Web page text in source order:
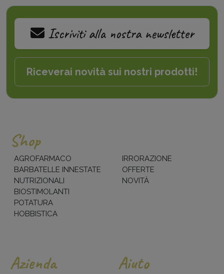
Iscriviti alla nostra newsletter
Riceverai novità sui nostri prodotti!
Shop
AGROFARMACO
BARBATELLE INNESTATE
NUTRIZIONALI
BIOSTIMOLANTI
POTATURA
HOBBISTICA
IRRORAZIONE
OFFERTE
NOVITÀ
Azienda Aiuto